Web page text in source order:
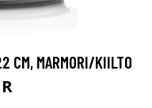
CM, MARMORI/KIILTO